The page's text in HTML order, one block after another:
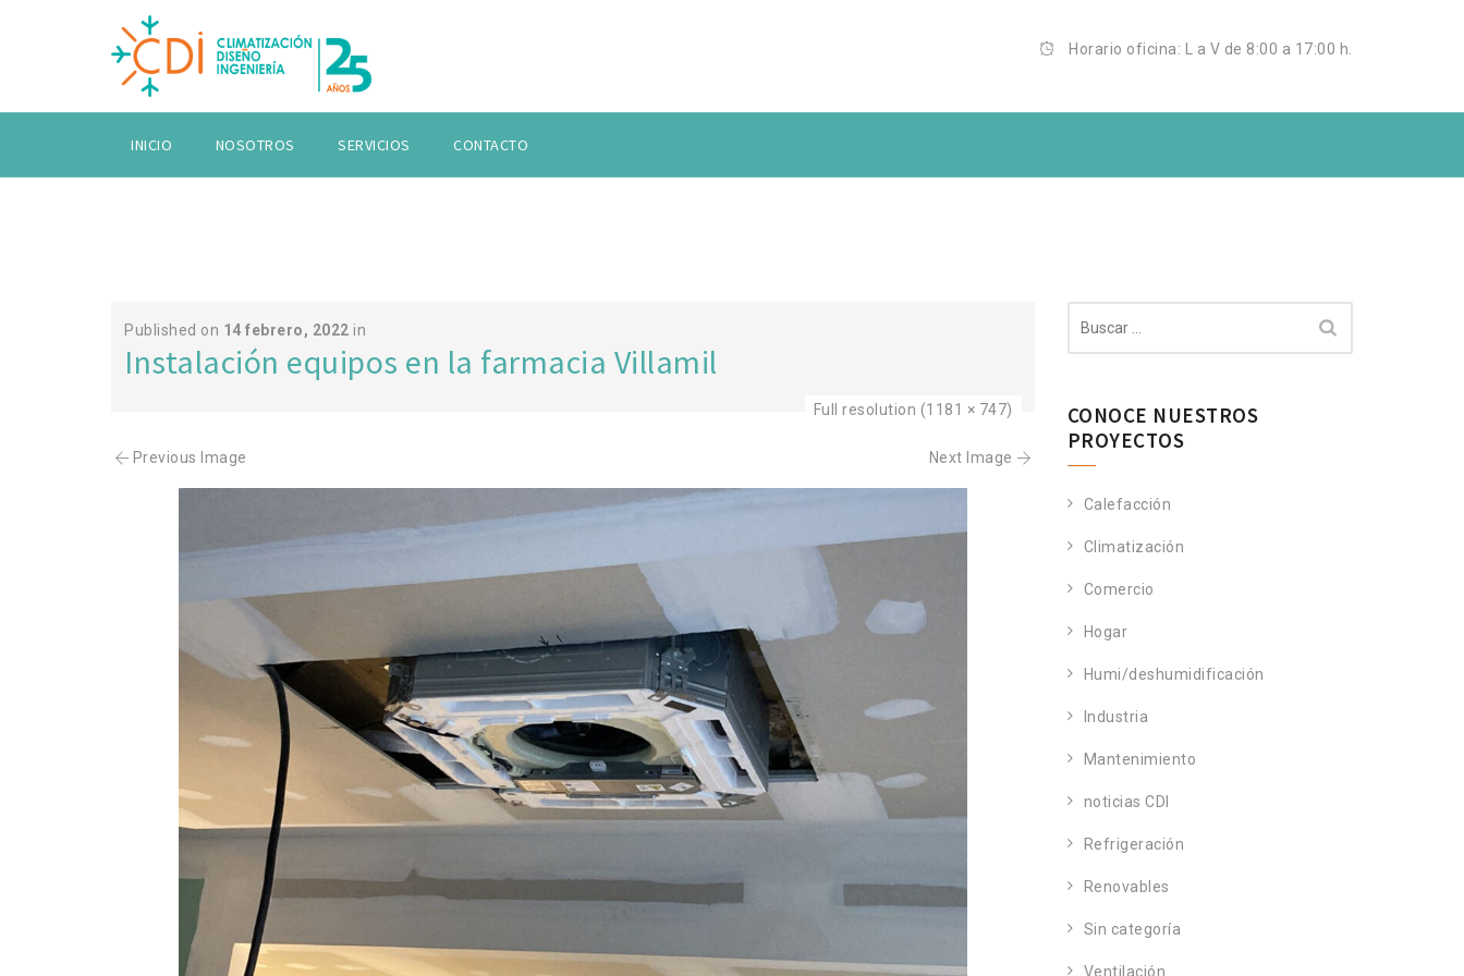
Horario oficina: L a V de 8:00 a 17:00 h.
INICIO NOSOTROS SERVICIOS CONTACTO
Published on 14 febrero, 2022 in
Instalación equipos en la farmacia Villamil
Full resolution (1181 × 747)
Previous Image Next Image
CONOCE NUESTROS
PROYECTOS
Calefacción
Climatización
Comercio
Hogar
Humi/deshumidificación
Industria
Mantenimiento
noticias CDI
Refrigeración
Renovables
Sin categoría
Ventilación